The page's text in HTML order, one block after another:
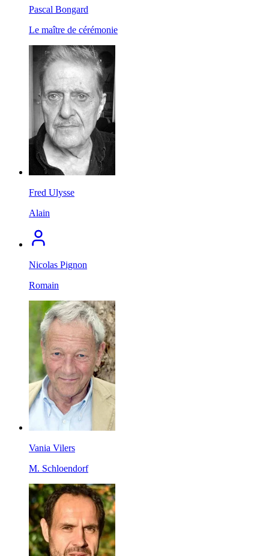
Pascal Bongard
Le maître de cérémonie
Fred Ulysse
Alain
Nicolas Pignon
Romain
Vania Vilers
M. Schloendorf